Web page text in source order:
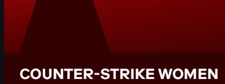
Astralis yıllarca sadece bir takım değildi;
Strike'ın kitabını yazan organizasyon
CS:GO'nun son beş yılında:
Nicolai "device" Reedtz
Peter "dupreeh" Rasmussen
Andreas "Xyp9x" Højsleth